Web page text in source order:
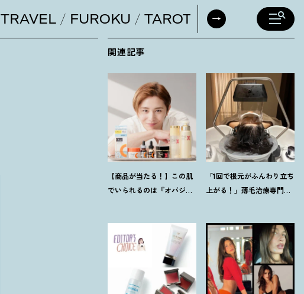
TRAVEL FUROKU TAROT DAILY
関連記事
【商品が当たる ！ 】この肌
でいられるのは『オバジ』
「1回で根元がふんわり立ち
上がる ！ 」薄毛治療専門